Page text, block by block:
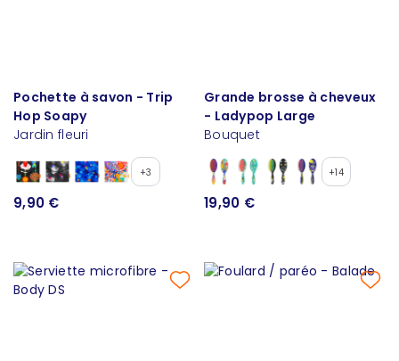
Pochette à savon - Trip
Hop Soapy
Jardin fleuri
+3
9,90 €
Grande brosse à cheveux
- Ladypop Large
Bouquet
+14
19,90 €